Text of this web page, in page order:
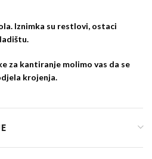
Iznimka su restlovi, ostaci
za kantiranje molimo vas da se
krojenja.